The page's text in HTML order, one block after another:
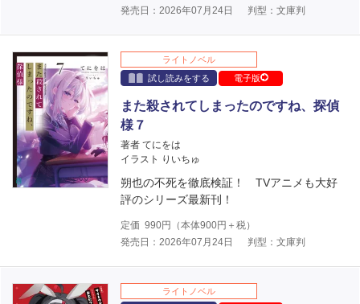
発売日：2026年07月24日
判型：文庫判
ライトノベル
試し読みをする
電子版
また殺されてしまったのですね、探偵
様７
著者 てにをは
イラスト りいちゅ
朔也の不死を徹底検証！ TVアニメも大好
評のシリーズ最新刊！
定価 990円（本体900円＋税）
発売日：2026年07月24日
判型：文庫判
ライトノベル